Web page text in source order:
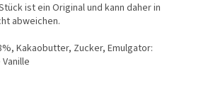
ist ein Original und kann daher in
abweichen.
Kakaobutter, Zucker, Emulgator: